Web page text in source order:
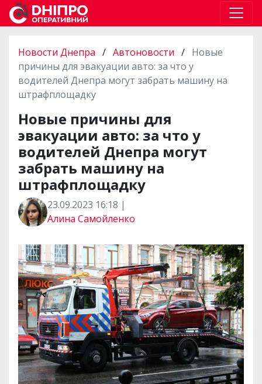
Новости Днепра / Автоновости / Новые
причины для эвакуации авто: за что у
водителей Днепра могут забрать машину на
штрафплощадку
Новые причины для
эвакуации авто: за что у
водителей Днепра могут
забрать машину на
штрафплощадку
23.09.2023 16:18 |
Алина Самойленко